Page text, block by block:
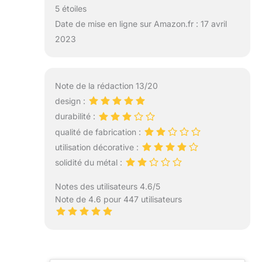
5 étoiles
Date de mise en ligne sur Amazon.fr : 17 avril
2023
Note de la rédaction 13/20
design :
durabilité :
qualité de fabrication :
utilisation décorative :
solidité du métal :
Notes des utilisateurs 4.6/5
Note de 4.6 pour 447 utilisateurs